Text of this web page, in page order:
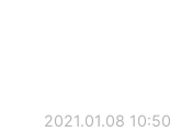
2021.01.08 10:50